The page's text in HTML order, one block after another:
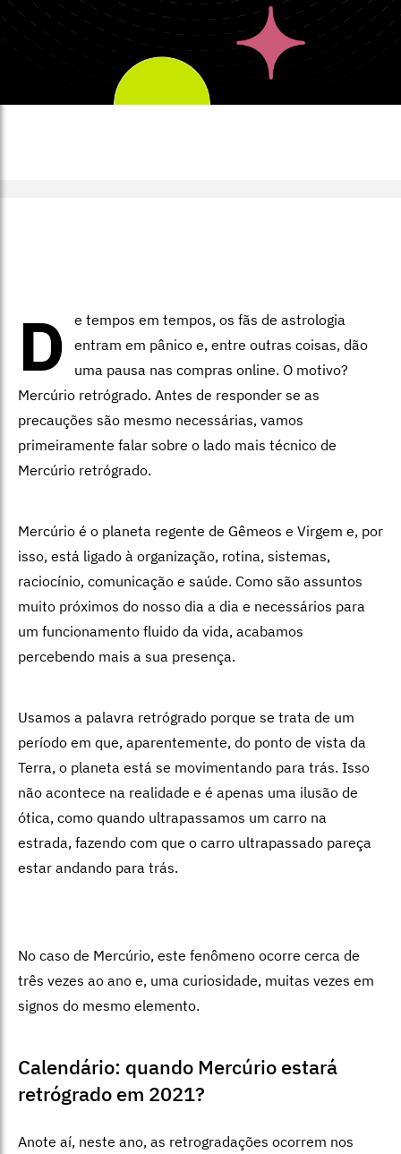
D
e tempos em tempos, os fãs de astrologia
entram em pânico e, entre outras coisas, dão
uma pausa nas compras online. O motivo?
Mercúrio retrógrado. Antes de responder se as
precauções são mesmo necessárias, vamos
primeiramente falar sobre o lado mais técnico de
Mercúrio retrógrado.
Mercúrio é o planeta regente de Gêmeos e Virgem e, por
isso, está ligado à organização, rotina, sistemas,
raciocínio, comunicação e saúde. Como são assuntos
muito próximos do nosso dia a dia e necessários para
um funcionamento fluido da vida, acabamos
percebendo mais a sua presença.
Usamos a palavra retrógrado porque se trata de um
período em que, aparentemente, do ponto de vista da
Terra, o planeta está se movimentando para trás. Isso
não acontece na realidade e é apenas uma ilusão de
ótica, como quando ultrapassamos um carro na
estrada, fazendo com que o carro ultrapassado pareça
estar andando para trás.
No caso de Mercúrio, este fenômeno ocorre cerca de
três vezes ao ano e, uma curiosidade, muitas vezes em
signos do mesmo elemento.
Calendário: quando Mercúrio estará
retrógrado em 2021?
Anote aí, neste ano, as retrogradações ocorrem nos